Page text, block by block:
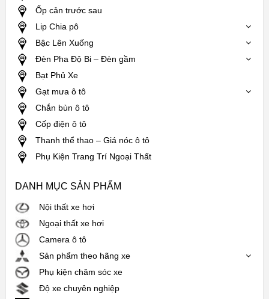
Ốp cản trước sau
Lip Chia pô
Bậc Lên Xuống
Đèn Pha Độ Bi – Đèn gầm
Bạt Phủ Xe
Gạt mưa ô tô
Chắn bùn ô tô
Cốp điện ô tô
Thanh thể thao – Giá nóc ô tô
Phụ Kiện Trang Trí Ngoại Thất
DANH MỤC SẢN PHẨM
Nội thất xe hơi
Ngoại thất xe hơi
Camera ô tô
Sản phẩm theo hãng xe
Phụ kiện chăm sóc xe
Độ xe chuyên nghiệp